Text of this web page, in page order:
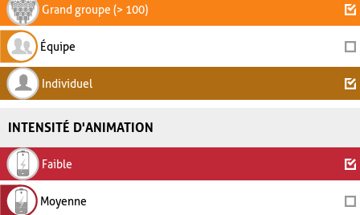
Grand groupe (> 100)
Équipe
Individuel
INTENSITÉ D'ANIMATION
Faible
Moyenne